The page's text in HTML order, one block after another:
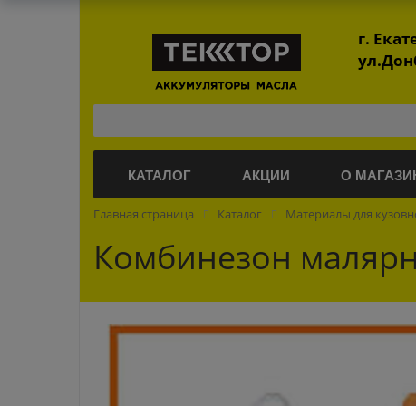
г.
КАТАЛОГ АКЦИИ О
Главная страница Каталог Материалы для
Комбинезон